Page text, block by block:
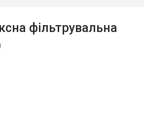
фільтрувальна